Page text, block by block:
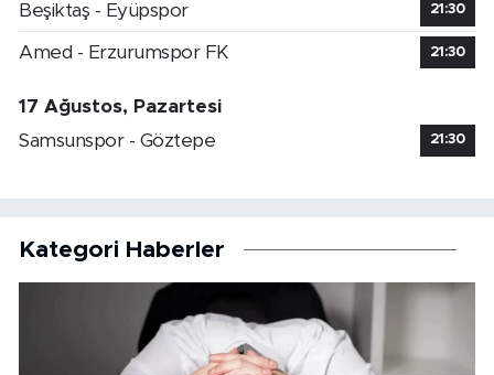
Beşiktaş - Eyüpspor 21:30
Amed - Erzurumspor FK 21:30
17 Ağustos, Pazartesi
Samsunspor - Göztepe
21:30
Kategori Haberler